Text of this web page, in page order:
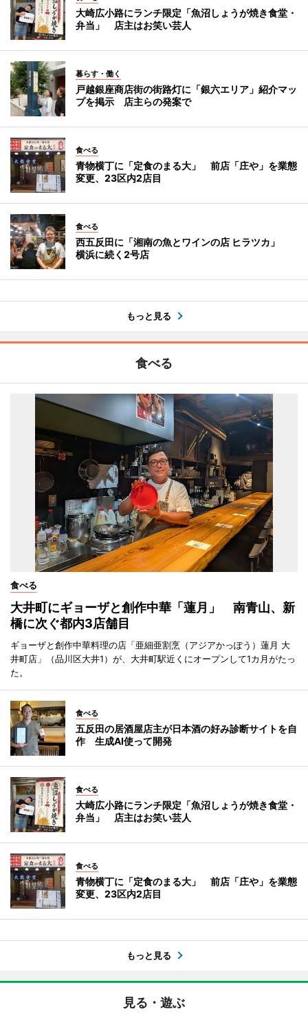
大崎広小路にランチ限定「魚沼しょうが焼き食堂・
弁当」 店主はお笑い芸人
暮らす・働く
戸越銀座商店街の街路灯に「銀六エリア」紹介マッ
プを掲示 店主らの発案で
食べる
青物横丁に「定食のまる大」 前店「庄や」を業態
変更、23区内2店目
食べる
西五反田に「湘南の魚とワインの店 ヒラツカ」
横浜に続く2号店
もっと見る
食べる
食べる
大井町にギョーザと創作中華「蓮月」 南青山、新
橋に次ぐ都内3店舗目
ギョーザと創作中華料理の店「亜細亜割烹（アジアかっぽう）蓮月 大
井町店」（品川区大井1）が、大井町駅近くにオープンして1カ月がたっ
た。
食べる
五反田の居酒屋店主が日本酒の好み診断サイトを自
作 生成AI使って開発
食べる
大崎広小路にランチ限定「魚沼しょうが焼き食堂・
弁当」 店主はお笑い芸人
食べる
青物横丁に「定食のまる大」 前店「庄や」を業態
変更、23区内2店目
もっと見る
見る・遊ぶ